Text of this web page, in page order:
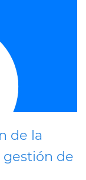
de la
de